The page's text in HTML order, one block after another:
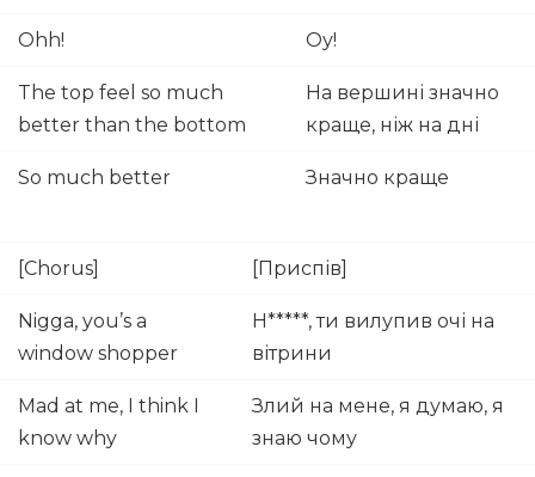
Ohh! Оу!
The top feel so much
better than the bottom
На вершині значно
краще, ніж на дні
So much better Значно краще
[Chorus] [Приспів]
Nigga, you’s a
window shopper
Н*****, ти вилупив очі на
вітрини
Mad at me, I think I
know why
Злий на мене, я думаю, я
знаю чому